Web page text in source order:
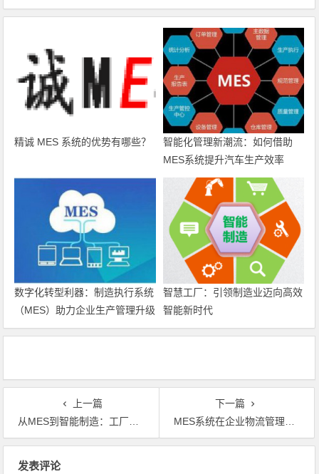
精诚 MES 系统的优势有哪些？
智能化管理新潮流：如何借助
MES系统提升汽车生产效率
数字化转型利器：制造执行系统
（MES）助力企业生产管理升级
智慧工厂：引领制造业迈向高效
智能新时代
上一篇
从MES到智能制造：工厂信息化建设的探索与实践
下一篇
MES系统在企业物流管理中的作用与应用
发表评论